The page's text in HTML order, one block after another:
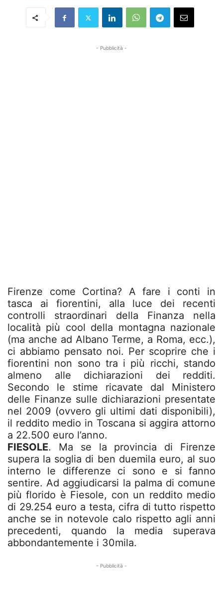
- Pubblicità -
Firenze come Cortina? A fare i conti in
tasca ai fiorentini, alla luce dei recenti
controlli straordinari della Finanza nella
località più cool della montagna nazionale
(ma anche ad Albano Terme, a Roma, ecc.),
ci abbiamo pensato noi. Per scoprire che i
fiorentini non sono tra i più ricchi, stando
almeno alle dichiarazioni dei redditi.
Secondo le stime ricavate dal Ministero
delle Finanze sulle dichiarazioni presentate
nel 2009 (ovvero gli ultimi dati disponibili),
il reddito medio in Toscana si aggira attorno
a 22.500 euro l’anno.
FIESOLE. Ma se la provincia di Firenze
supera la soglia di ben duemila euro, al suo
interno le differenze ci sono e si fanno
sentire. Ad aggiudicarsi la palma di comune
più florido è Fiesole, con un reddito medio
di 29.254 euro a testa, cifra di tutto rispetto
anche se in notevole calo rispetto agli anni
precedenti, quando la media superava
abbondantemente i 30mila.
- Pubblicità -